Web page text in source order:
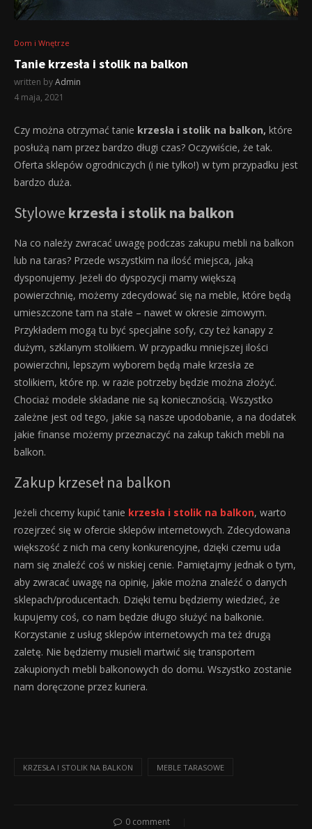
Dom i Wnętrze
Tanie krzesła i stolik na balkon
written byAdmin
4 maja, 2021
Czy można otrzymać tanie krzesła i stolik na balkon, które
posłużą nam przez bardzo długi czas? Oczywiście, że tak.
Oferta sklepów ogrodniczych (i nie tylko!) w tym przypadku jest
bardzo duża.
Stylowe krzesła i stolik na balkon
Na co należy zwracać uwagę podczas zakupu mebli na balkon
lub na taras? Przede wszystkim na ilość miejsca, jaką
dysponujemy. Jeżeli do dyspozycji mamy większą
powierzchnię, możemy zdecydować się na meble, które będą
umieszczone tam na stałe – nawet w okresie zimowym.
Przykładem mogą tu być specjalne sofy, czy też kanapy z
dużym, szklanym stolikiem. W przypadku mniejszej ilości
powierzchni, lepszym wyborem będą małe krzesła ze
stolikiem, które np. w razie potrzeby będzie można złożyć.
Chociaż modele składane nie są koniecznością. Wszystko
zależne jest od tego, jakie są nasze upodobanie, a na dodatek
jakie finanse możemy przeznaczyć na zakup takich mebli na
balkon.
Zakup krzeseł na balkon
Jeżeli chcemy kupić tanie krzesła i stolik na balkon, warto
rozejrzeć się w ofercie sklepów internetowych. Zdecydowana
większość z nich ma ceny konkurencyjne, dzięki czemu uda
nam się znaleźć coś w niskiej cenie. Pamiętajmy jednak o tym,
aby zwracać uwagę na opinię, jakie można znaleźć o danych
sklepach/producentach. Dzięki temu będziemy wiedzieć, że
kupujemy coś, co nam będzie długo służyć na balkonie.
Korzystanie z usług sklepów internetowych ma też drugą
zaletę. Nie będziemy musieli martwić się transportem
zakupionych mebli balkonowych do domu. Wszystko zostanie
nam doręczone przez kuriera.
KRZESŁA I STOLIK NA BALKON MEBLE TARASOWE
0 comment